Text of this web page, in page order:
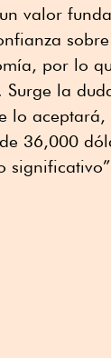
valor
por lo
la
lo aceptará,
36,000